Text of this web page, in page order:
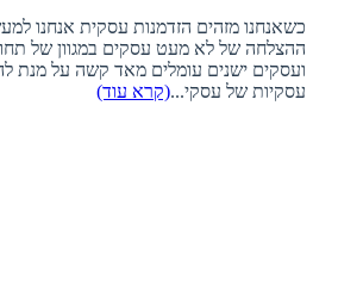
כשאנחנו מזהים הזדמנות עסקית אנחנו
ההצלחה של לא מעט עסקים במגוון של
ועסקים ישנים עומלים מאד קשה על מנת
עסקיות של עסקי...(קרא עוד)